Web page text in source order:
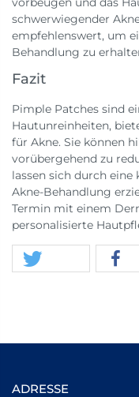
schwerwiegender
empfehlenswert, um
Behandlung zu
Fazit
Pimple Patches sind
Hautunreinheiten,
für Akne. Sie können
vorübergehend zu
lassen sich durch
Akne-Behandlung
Termin mit einem
personalisierte
ADRESSE